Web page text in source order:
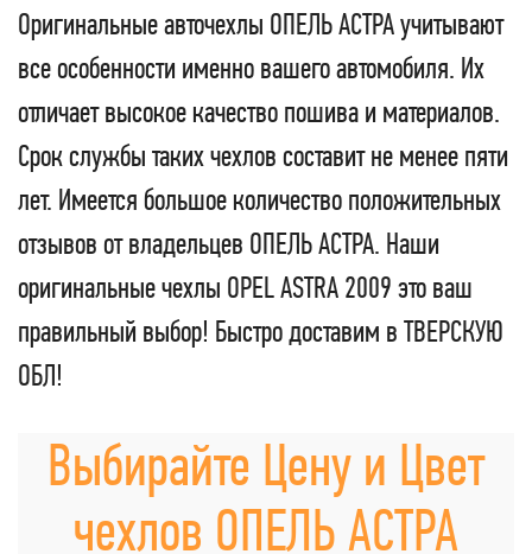
Оригинальные авточехлы ОПЕЛЬ АСТРА учитывают
все особенности именно вашего автомобиля. Их
отличает высокое качество пошива и материалов.
Срок службы таких чехлов составит не менее пяти
лет. Имеется большое количество положительных
отзывов от владельцев ОПЕЛЬ АСТРА. Наши
оригинальные чехлы OPEL ASTRA 2009 это ваш
правильный выбор! Быстро доставим в ТВЕРСКУЮ
ОБЛ!
Выбирайте Цену и Цвет
чехлов ОПЕЛЬ АСТРА